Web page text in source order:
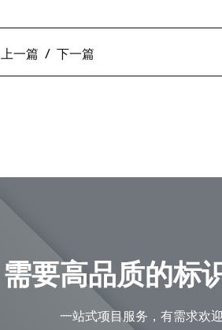
上一篇 下一篇
需要高品质的标
一站式项目服务，有需求欢